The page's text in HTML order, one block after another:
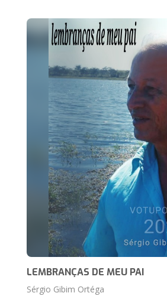
LEMBRANÇAS DE MEU PAI
Sérgio Gibim Ortéga